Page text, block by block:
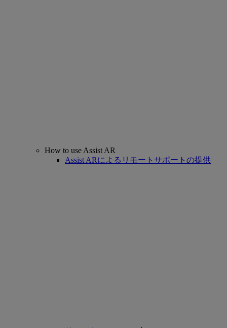
How to use Assist AR
Assist ARによるリモートサポートの提供